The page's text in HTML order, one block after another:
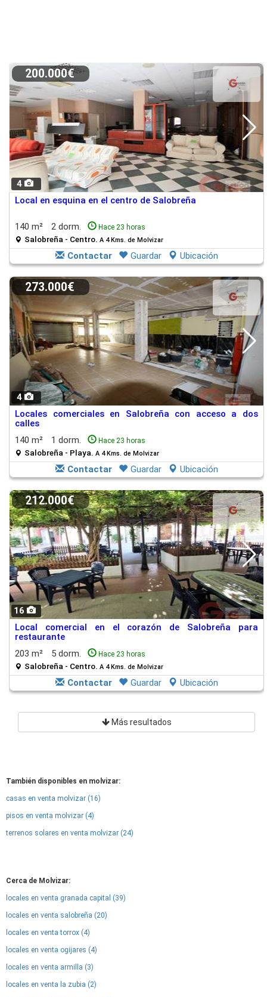
4
200.000€
Local en esquina en el centro de Salobreña
140 m² 2 dorm. Hace 23 horas
Salobreña - Centro. A 4 Kms. de Molvizar
Contactar Guardar Ubicación
4
273.000€
Locales comerciales en Salobreña con acceso a dos
calles
140 m²
1 dorm. Hace 23 horas
Salobreña - Playa. A 4 Kms. de Molvizar
Contactar Guardar Ubicación
16
212.000€
Local comercial en el corazón de Salobreña para
restaurante
203 m²
5 dorm. Hace 23 horas
Salobreña - Centro. A 4 Kms. de Molvizar
Contactar Guardar Ubicación
Más resultados
También disponibles en molvizar:
casas en venta molvizar (16)
pisos en venta molvizar (4)
terrenos solares en venta molvizar (24)
Cerca de Molvizar:
locales en venta granada capital (39)
locales en venta salobreña (20)
locales en venta torrox (4)
locales en venta ogijares (4)
locales en venta armilla (3)
locales en venta la zubia (2)